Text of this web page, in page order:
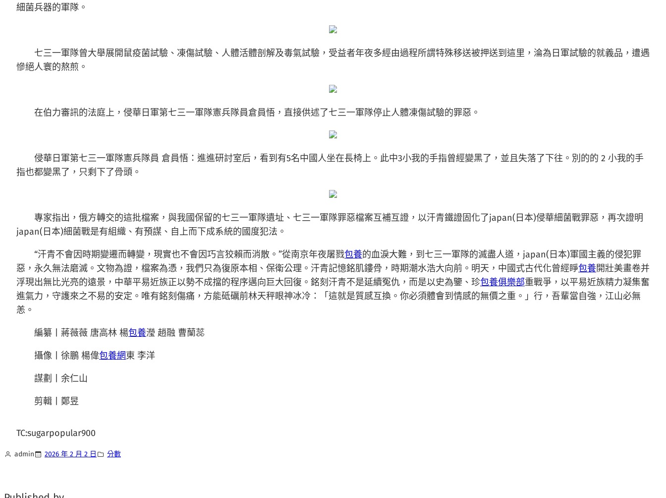
細菌兵器的軍隊。
七三一軍隊曾大舉展開鼠疫菌試驗、凍傷試驗、人體活體剖解及毒氣試驗，受益者年夜多經由過程所謂特殊移送被押送到這里，淪為日軍試驗的就義品，遭遇
慘絕人寰的熬煎。
在伯力審訊的法庭上，侵華日軍第七三一軍隊憲兵隊員倉員悟，直接供述了七三一軍隊停止人體凍傷試驗的罪惡。
侵華日軍第七三一軍隊憲兵隊員 倉員悟：進進研討室后，看到有5名中國人坐在長椅上。此中3小我的手指曾經變黑了，並且失落了下往。別的的 2 小我的手
指也都變黑了，只剩下了骨頭。
專家指出，俄方轉交的這批檔案，與我國保留的七三一軍隊遺址、七三一軍隊罪惡檔案互補互證，以汗青鐵證固化了japan(日本)侵華細菌戰罪惡，再次證明
japan(日本)細菌戰是有組織、有預謀、自上而下成系統的國度犯法。
“汗青不會因時期變遷而轉變，現實也不會因巧言狡賴而消散。”從南京年夜屠戮包養的血淚大難，到七三一軍隊的滅盡人道，japan(日本)軍國主義的侵犯罪
惡，永久無法磨滅。文物為證，檔案為憑，我們只為復原本相、保衛公理。汗青記憶銘肌鏤骨，時期潮水浩大向前。明天，中國式古代化曾經睜包養開壯美畫卷并
浮現出無比光亮的遠景，中華平易近族正以勢不成擋的程序邁向巨大回復。銘刻汗青不是延續冤仇，而是以史為鑒、珍包養俱樂部重戰爭，以平易近族精力凝集奮
進氣力，守護來之不易的安定。唯有銘刻傷痛，方能砥礪前林天秤眼神冰冷：「這就是質感互換。你必須體會到情感的無價之重。」行，吾輩當自強，江山必無
恙。
編纂丨蔣薇薇 唐高林 楊包養瀅 趙融 曹蘭蕊
攝像丨徐鵬 楊偉包養網東 李洋
謀劃丨余仁山
剪輯丨鄭昱
TC:sugarpopular900
admin 2026 年 2 月 2 日 分數